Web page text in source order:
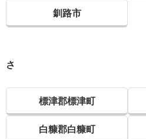
釧路市
さ
標津郡標津町
白糠郡白糠町